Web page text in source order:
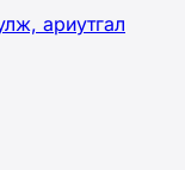
ариутгал